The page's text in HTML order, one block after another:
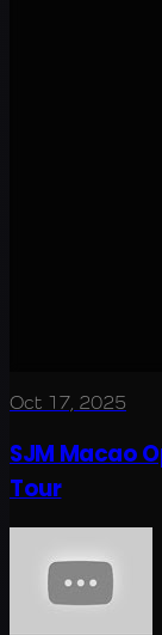
Oct 17, 2025
SJM Macao
Tour